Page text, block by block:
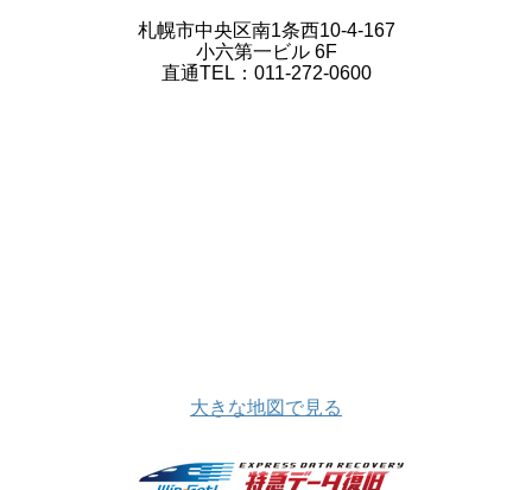
札幌市中央区南1条西10-4-167
小六第一ビル 6F
直通TEL：011-272-0600
大きな地図で見る